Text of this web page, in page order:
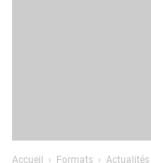
Accueil Formats
Actualités